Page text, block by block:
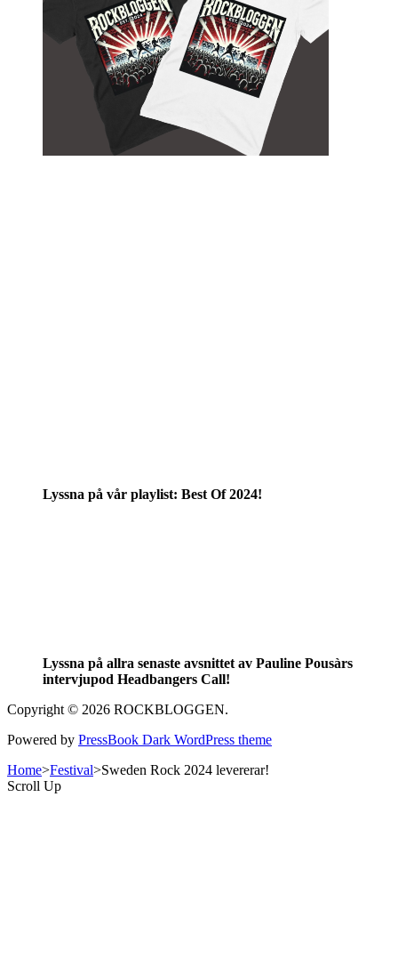
Lyssna på vår playlist: Best Of 2024!
Lyssna på allra senaste avsnittet av Pauline Pousàrs
intervjupod Headbangers Call!
Copyright © 2026 ROCKBLOGGEN.
Powered by PressBook Dark WordPress theme
Home>Festival>Sweden Rock 2024 levererar!
Scroll Up